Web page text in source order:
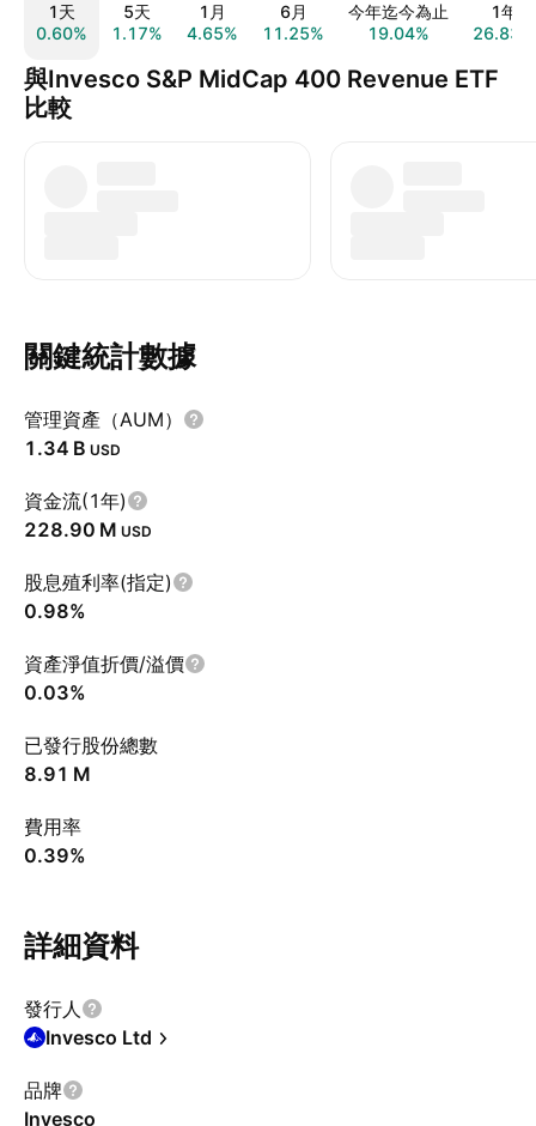
1天
0.60%
5天
1.17%
1月
4.65%
6月
11.25%
今年迄今為止
19.04%
1年
26.83%
與Invesco S&P MidCap 400 Revenue ETF
比較
關鍵統計數據
管理資產（AUM）
‪1.34 B‬ USD
資金流(1年)
‪228.90 M‬ USD
股息殖利率(指定)
0.98%
資產淨值折價/溢價
0.03%
已發行股份總數
‪8.91 M‬
費用率
0.39%
詳細資料
發行人
Invesco Ltd
品牌
Invesco